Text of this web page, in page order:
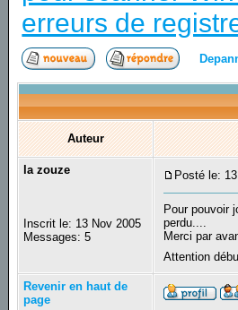
erreurs de
Auteur
la zouze
Inscrit le: 13 Nov 2005
Messages: 5
Posté le:
Pour pouvoir
perdu....
Merci par
Attention
Revenir en haut de
page